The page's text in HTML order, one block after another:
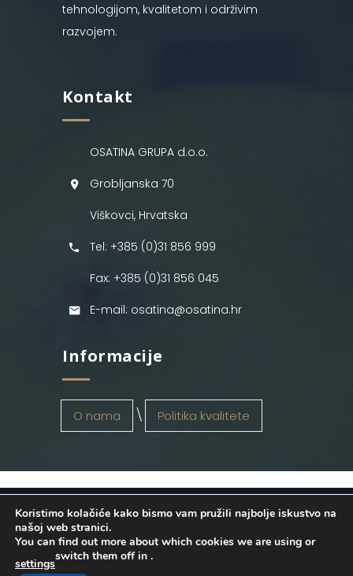
tehnologijom, kvalitetom i održivim
razvojem.
Kontakt
OSATINA GRUPA d.o.o.
Grobljanska 70
Viškovci, Hrvatska
Tel: +385 (0)31 856 999
Fax: +385 (0)31 856 045
E-mail: osatina@osatina.hr
Informacije
O nama Politika kvalitete
OSATINA GRUPA d.o.o. 2026
. Configured
byINFOS Osijek. Sva prava pridržana.
Koristimo kolačiće kako bismo vam pružili najbolje iskustvo na
našoj web stranici.
You can find out more about which cookies we are using or
switch them off in
settings
.